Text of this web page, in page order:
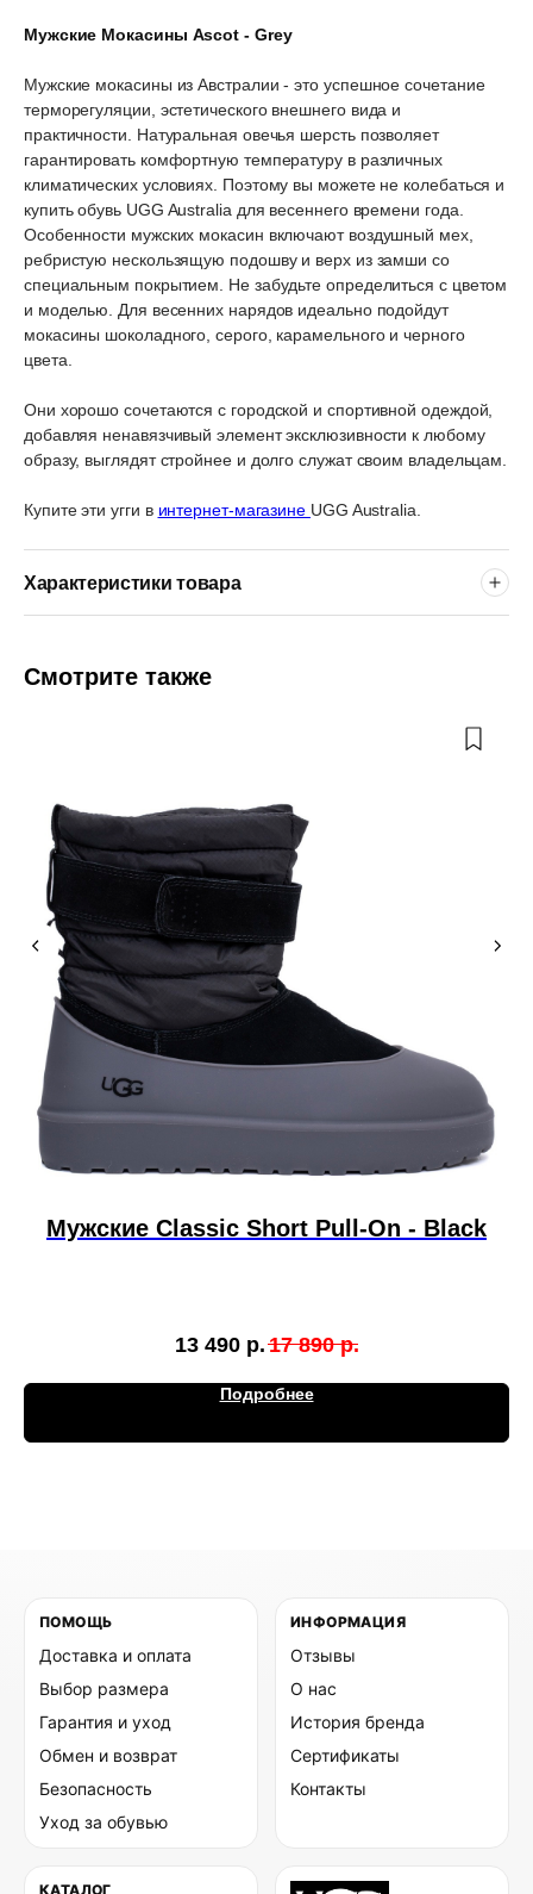
Мужские Мокасины Ascot - Grey
Мужские мокасины из Австралии - это успешное сочетание
терморегуляции, эстетического внешнего вида и
практичности. Натуральная овечья шерсть позволяет
гарантировать комфортную температуру в различных
климатических условиях. Поэтому вы можете не колебаться и
купить обувь UGG Australia для весеннего времени года.
Особенности мужских мокасин включают воздушный мех,
ребристую нескользящую подошву и верх из замши со
специальным покрытием. Не забудьте определиться с цветом
и моделью. Для весенних нарядов идеально подойдут
мокасины шоколадного, серого, карамельного и черного
цвета.
Они хорошо сочетаются с городской и спортивной одеждой,
добавляя ненавязчивый элемент эксклюзивности к любому
образу, выглядят стройнее и долго служат своим владельцам.
Купите эти угги в интернет-магазине UGG Australia.
Характеристики товара
Смотрите также
Мужские Classic Short Pull-On - Black
13 490 р.17 890 р.
Подробнее
ПОМОЩЬ
Доставка и оплата
Выбор размера
Гарантия и уход
Обмен и возврат
Безопасность
Уход за обувью
ИНФОРМАЦИЯ
Отзывы
О нас
История бренда
Сертификаты
Контакты
КАТАЛОГ